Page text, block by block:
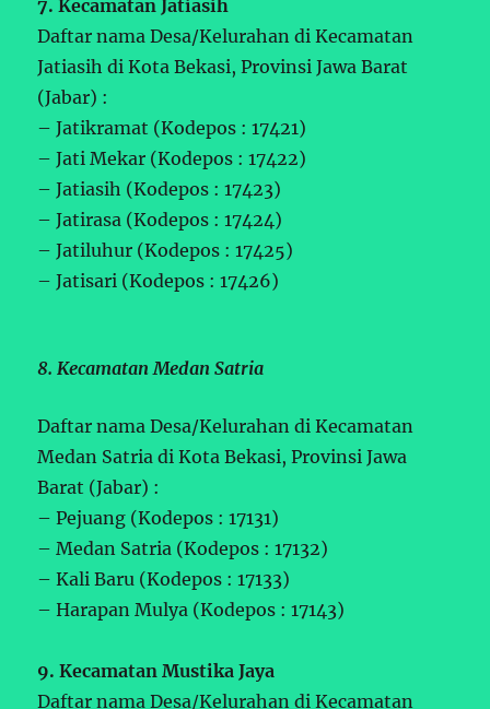
7. Kecamatan Jatiasih
Daftar nama Desa/Kelurahan di Kecamatan
Jatiasih di Kota Bekasi, Provinsi Jawa Barat
(Jabar) :
– Jatikramat (Kodepos : 17421)
– Jati Mekar (Kodepos : 17422)
– Jatiasih (Kodepos : 17423)
– Jatirasa (Kodepos : 17424)
– Jatiluhur (Kodepos : 17425)
– Jatisari (Kodepos : 17426)
8. Kecamatan Medan Satria
Daftar nama Desa/Kelurahan di Kecamatan
Medan Satria di Kota Bekasi, Provinsi Jawa
Barat (Jabar) :
– Pejuang (Kodepos : 17131)
– Medan Satria (Kodepos : 17132)
– Kali Baru (Kodepos : 17133)
– Harapan Mulya (Kodepos : 17143)
9. Kecamatan Mustika Jaya
Daftar nama Desa/Kelurahan di Kecamatan